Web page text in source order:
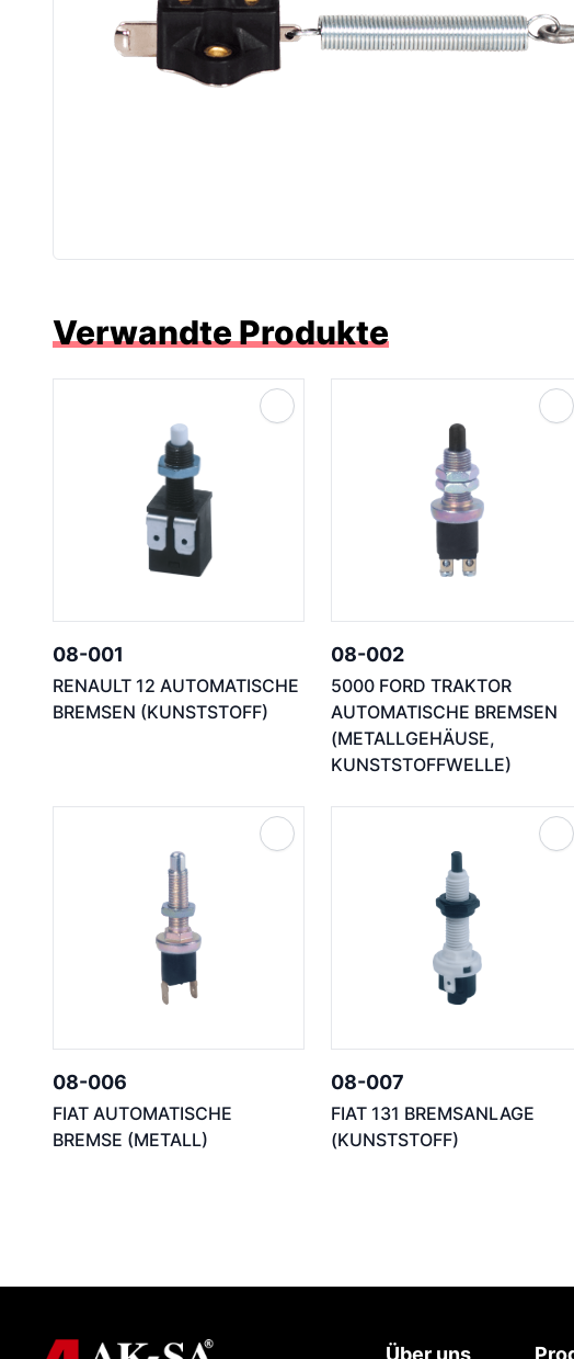
Verwandte Produkte
08-001
RENAULT 12 AUTOMATISCHE
BREMSEN (KUNSTSTOFF)
08-002
5000 FORD TRAKTOR
AUTOMATISCHE BREMSEN
(METALLGEHÄUSE,
KUNSTSTOFFWELLE)
08-006
FIAT AUTOMATISCHE
BREMSE (METALL)
08-007
FIAT 131 BREMSANLAGE
(KUNSTSTOFF)
Über uns